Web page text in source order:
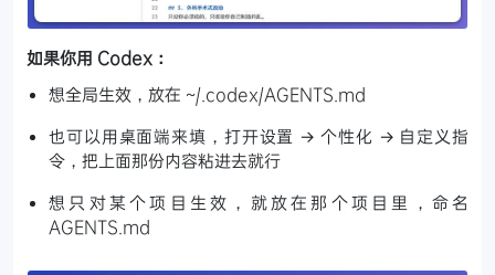
如果你用 Codex：
想全局生效，放在 ~/.codex/AGENTS.md
也可以用桌面端来填，打开设置 → 个性化 → 自定义指
令，把上面那份内容粘进去就行
想只对某个项目生效，就放在那个项目里，命名
AGENTS.md